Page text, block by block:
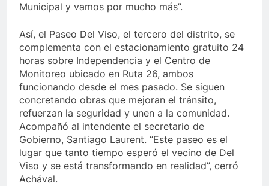
Municipal y vamos por mucho más”.
Así, el Paseo Del Viso, el tercero del distrito, se
complementa con el estacionamiento gratuito 24
horas sobre Independencia y el Centro de
Monitoreo ubicado en Ruta 26, ambos
funcionando desde el mes pasado. Se siguen
concretando obras que mejoran el tránsito,
refuerzan la seguridad y unen a la comunidad.
Acompañó al intendente el secretario de
Gobierno, Santiago Laurent. “Este paseo es el
lugar que tanto tiempo esperó el vecino de Del
Viso y se está transformando en realidad”, cerró
Achával.